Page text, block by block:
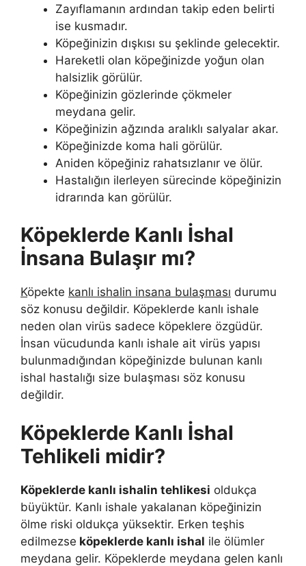
Zayıflamanın ardından takip eden belirti
ise kusmadır.
Köpeğinizin dışkısı su şeklinde gelecektir.
Hareketli olan köpeğinizde yoğun olan
halsizlik görülür.
Köpeğinizin gözlerinde çökmeler
meydana gelir.
Köpeğinizin ağzında aralıklı salyalar akar.
Köpeğinizde koma hali görülür.
Aniden köpeğiniz rahatsızlanır ve ölür.
Hastalığın ilerleyen sürecinde köpeğinizin
idrarında kan görülür.
Köpeklerde Kanlı İshal
İnsana Bulaşır mı?
Köpekte kanlı ishalin insana bulaşması durumu
söz konusu değildir. Köpeklerde kanlı ishale
neden olan virüs sadece köpeklere özgüdür.
İnsan vücudunda kanlı ishale ait virüs yapısı
bulunmadığından köpeğinizde bulunan kanlı
ishal hastalığı size bulaşması söz konusu
değildir.
Köpeklerde Kanlı İshal
Tehlikeli midir?
Köpeklerde kanlı ishalin tehlikesi oldukça
büyüktür. Kanlı ishale yakalanan köpeğinizin
ölme riski oldukça yüksektir. Erken teşhis
edilmezse köpeklerde kanlı ishal ile ölümler
meydana gelir. Köpeklerde meydana gelen kanlı